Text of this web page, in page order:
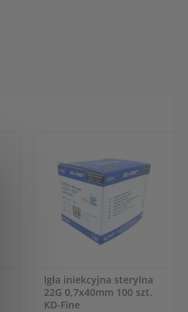
Igła iniekcyjna sterylna
22G 0,7x40mm 100 szt.
KD-Fine